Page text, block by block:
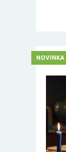
NOVINKA